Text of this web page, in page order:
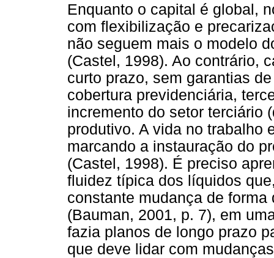
Enquanto o capital é global,
com flexibilização e
não seguem mais o modelo
(Castel, 1998). Ao contrário,
curto prazo, sem garantias
cobertura previdenciária,
incremento do setor terciário
produtivo. A vida no trabalho
marcando a instauração do
(Castel, 1998). É preciso
fluidez típica dos líquidos
constante mudança de forma
(Bauman, 2001, p. 7), em
fazia planos de longo prazo
que deve lidar com